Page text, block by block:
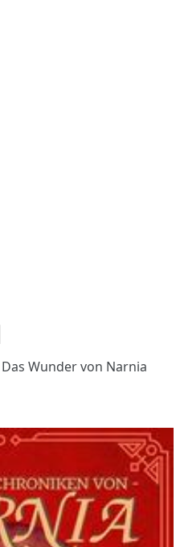
Das Wunder von Narnia